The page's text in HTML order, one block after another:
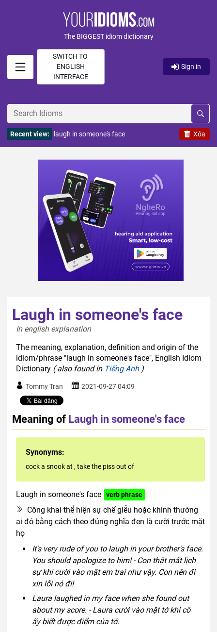
The BIGGEST idiom dictionary
SWITCH TO
ENGLISH
INTERFACE
Sign in
Xóa
Recent view: laugh in someone's face
Laugh in someone's face
In english explanation
The meaning, explanation, definition and origin of the
idiom/phrase "laugh in someone's face", English Idiom
Dictionary ( also found in Tiếng Anh)
Tommy Tran 2021-09-27 04:09
Meaning of Laugh in someone's face
Synonyms:
cock a snook at , take the piss out of
Laugh in someone's face verb phrase
Công khai thể hiện sự chế giễu hoặc khinh thường
ai đó bằng cách theo đúng nghĩa đen là cười trước mặt
họ
It's very rude of you to laugh in your brother's face.
You should apologize to him! - Con thật mất lịch
sự khi cười vào mặt em trai như vậy. Con nên đi
xin lỗi nó đi!
Laura laughed in my face when she found out
about my score. - Laura cười vào mặt tớ khi cô
ấy biết được điểm của tớ.